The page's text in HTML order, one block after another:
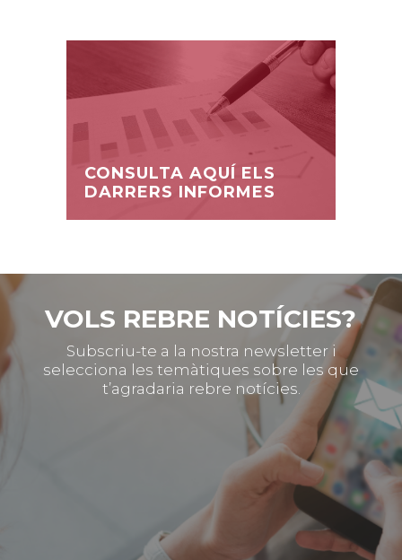
CONSULTA AQUÍ ELS
DARRERS INFORMES
VOLS REBRE NOTÍCIES?
Subscriu-te a la nostra newsletter i
selecciona les temàtiques sobre les que
t’agradaria rebre notícies.